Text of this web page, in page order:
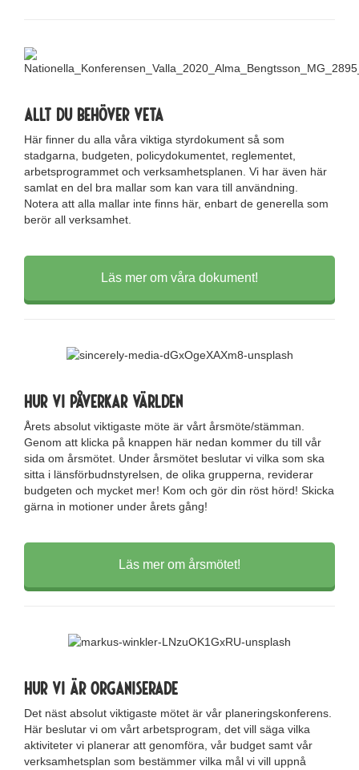
Allt du behöver veta
Här finner du alla våra viktiga styrdokument så som
stadgarna, budgeten, policydokumentet, reglementet,
arbetsprogrammet och verksamhetsplanen. Vi har även här
samlat en del bra mallar som kan vara till användning.
Notera att alla mallar inte finns här, enbart de generella som
berör all verksamhet.
Läs mer om våra dokument!
Hur vi påverkar världen
Årets absolut viktigaste möte är vårt årsmöte/stämman.
Genom att klicka på knappen här nedan kommer du till vår
sida om årsmötet. Under årsmötet beslutar vi vilka som ska
sitta i länsförbudnstyrelsen, de olika grupperna, reviderar
budgeten och mycket mer! Kom och gör din röst hörd! Skicka
gärna in motioner under årets gång!
Läs mer om årsmötet!
Hur vi är organiserade
Det näst absolut viktigaste mötet är vår planeringskonferens.
Här beslutar vi om vårt arbetsprogram, det vill säga vilka
aktiviteter vi planerar att genomföra, vår budget samt vår
verksamhetsplan som bestämmer vilka mål vi vill uppnå